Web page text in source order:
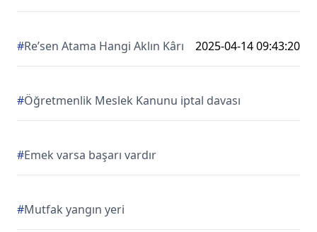
#Re’sen Atama Hangi Aklın Kârı 2025-04-14 09:43:20
#Öğretmenlik Meslek Kanunu iptal davası
#Emek varsa başarı vardır
#Mutfak yangın yeri